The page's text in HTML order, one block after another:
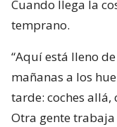
Cuando llega la
temprano.
“Aquí está lleno
mañanas a los
tarde: coches allá,
Otra gente